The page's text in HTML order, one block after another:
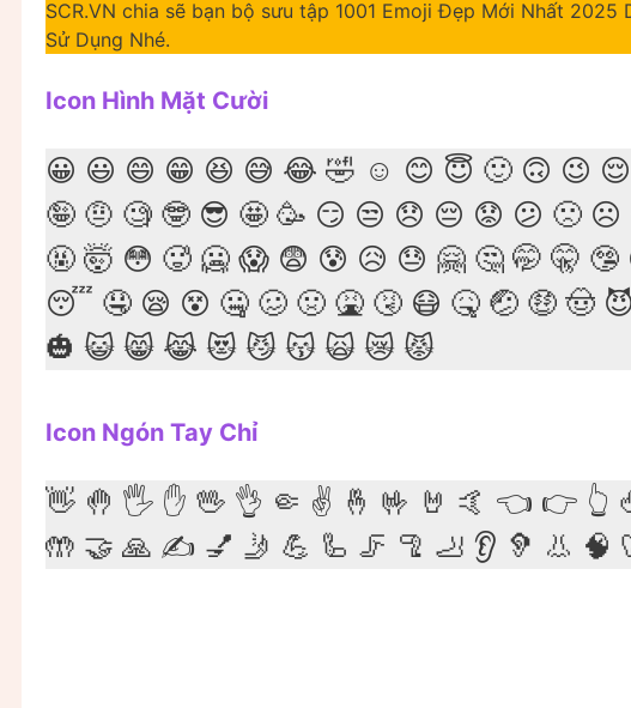
SCR.VN chia sẽ bạn bộ sưu tập 1001 Emoji Đẹp Mới Nhất
Sử Dụng Nhé.
Icon Hình Mặt Cười
😀 😃 😄 😁 😆 😅 😂 🤣 ☺️ 😊 😇 🙂 🙃 😉
🤪 🤨 🧐 🤓 😎 🤩 🥳 😏 😒 😞 😔 😟 😕 🙁
🤬 🤯 😳 🥵 🥶 😱 😨 😰 😥 😓 🤗 🤔 🤭 🤫
😴 🤤 😪 😵 🤐 🥴 🤢 🤮 🤧 😷 🤒 🤕 🤑 🤠
🎃 😺 😸 😹 😻 😼 😽 🙀 😿 😾
Icon Ngón Tay Chỉ
👋 🤚 🖐 ✋ 🖖 👌 🤏 ✌️ 🤞 🤟 🤘 🤙 👈 👉 👆
🤲 🤝 🙏 ✍️ 💅 🤳 💪 🦾 🦵 🦿 🦶 👂 🦻 👃 🧠